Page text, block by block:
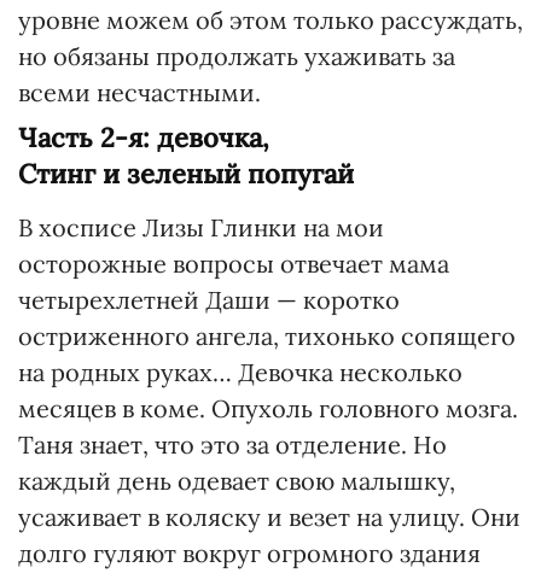
уровне можем об этом только рассуждать,
но обязаны продолжать ухаживать за
всеми несчастными.
Часть 2-я: девочка,
Стинг и зеленый попугай
В хосписе Лизы Глинки на мои
осторожные вопросы отвечает мама
четырехлетней Даши — коротко
остриженного ангела, тихонько сопящего
на родных руках… Девочка несколько
месяцев в коме. Опухоль головного мозга.
Таня знает, что это за отделение. Но
каждый день одевает свою малышку,
усаживает в коляску и везет на улицу. Они
долго гуляют вокруг огромного здания